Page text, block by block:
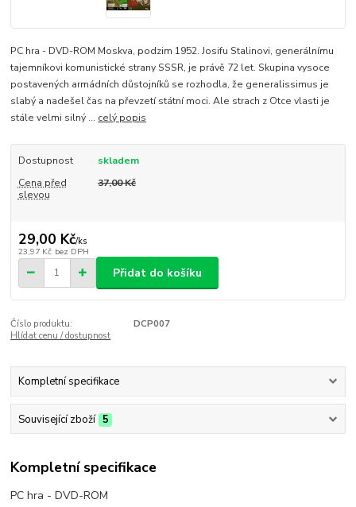
PC hra - DVD-ROM Moskva, podzim 1952. Josifu Stalinovi, generálnímu
tajemníkovi komunistické strany SSSR, je právě 72 let. Skupina vysoce
postavených armádních důstojníků se rozhodla, že generalissimus je
slabý a nadešel čas na převzetí státní moci. Ale strach z Otce vlasti je
stále velmi silný ... celý popis
Dostupnost
skladem
Cena před
slevou
37,00 Kč
29,00 Kč/ks
23,97 Kč bez DPH
Přidat do košíku
Číslo produktu:
DCP007
Hlídat cenu / dostupnost
Kompletní specifikace
Související zboží 5
Kompletní specifikace
PC hra - DVD-ROM